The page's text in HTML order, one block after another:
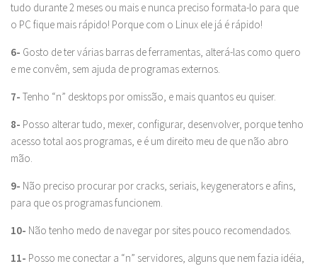
tudo durante 2 meses ou mais e nunca preciso formata-lo para que
o PC fique mais rápido! Porque com o Linux ele já é rápido!
6- Gosto de ter várias barras de ferramentas, alterá-las como quero
e me convêm, sem ajuda de programas externos.
7- Tenho “n” desktops por omissão, e mais quantos eu quiser.
8- Posso alterar tudo, mexer, configurar, desenvolver, porque tenho
acesso total aos programas, e é um direito meu de que não abro
mão.
9- Não preciso procurar por cracks, seriais, keygenerators e afins,
para que os programas funcionem.
10- Não tenho medo de navegar por sites pouco recomendados.
11- Posso me conectar a “n” servidores, alguns que nem fazia idéia,